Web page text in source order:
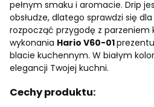
pełnym smaku i aromacie. Drip
obsłudze, dlatego sprawdzi się
rozpocząć przygodę z parzeniem
wykonania Hario V60-01
blacie kuchennym. W białym
elegancji Twojej kuchni.
Cechy produktu: